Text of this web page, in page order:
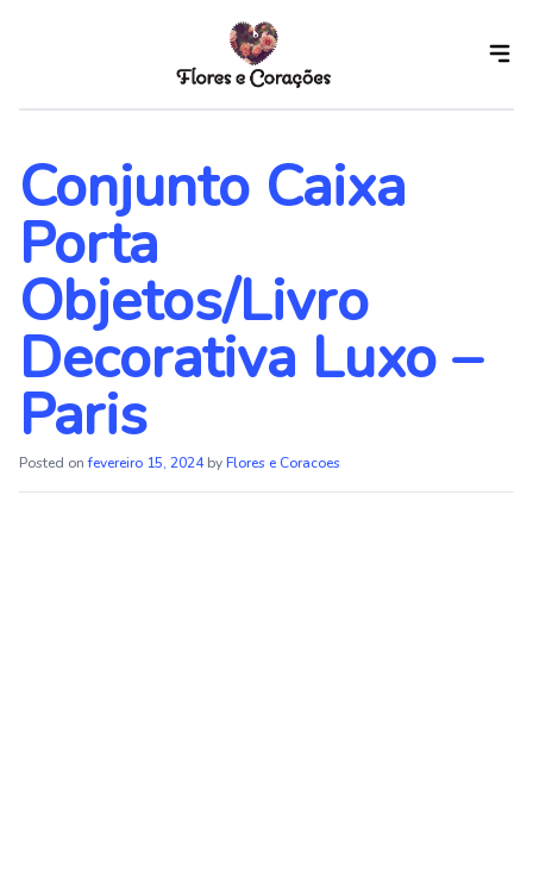
content
Conjunto Caixa
Porta
Objetos/Livro
Decorativa Luxo –
Paris
Posted onfevereiro 15, 2024 byFlores e Coracoes